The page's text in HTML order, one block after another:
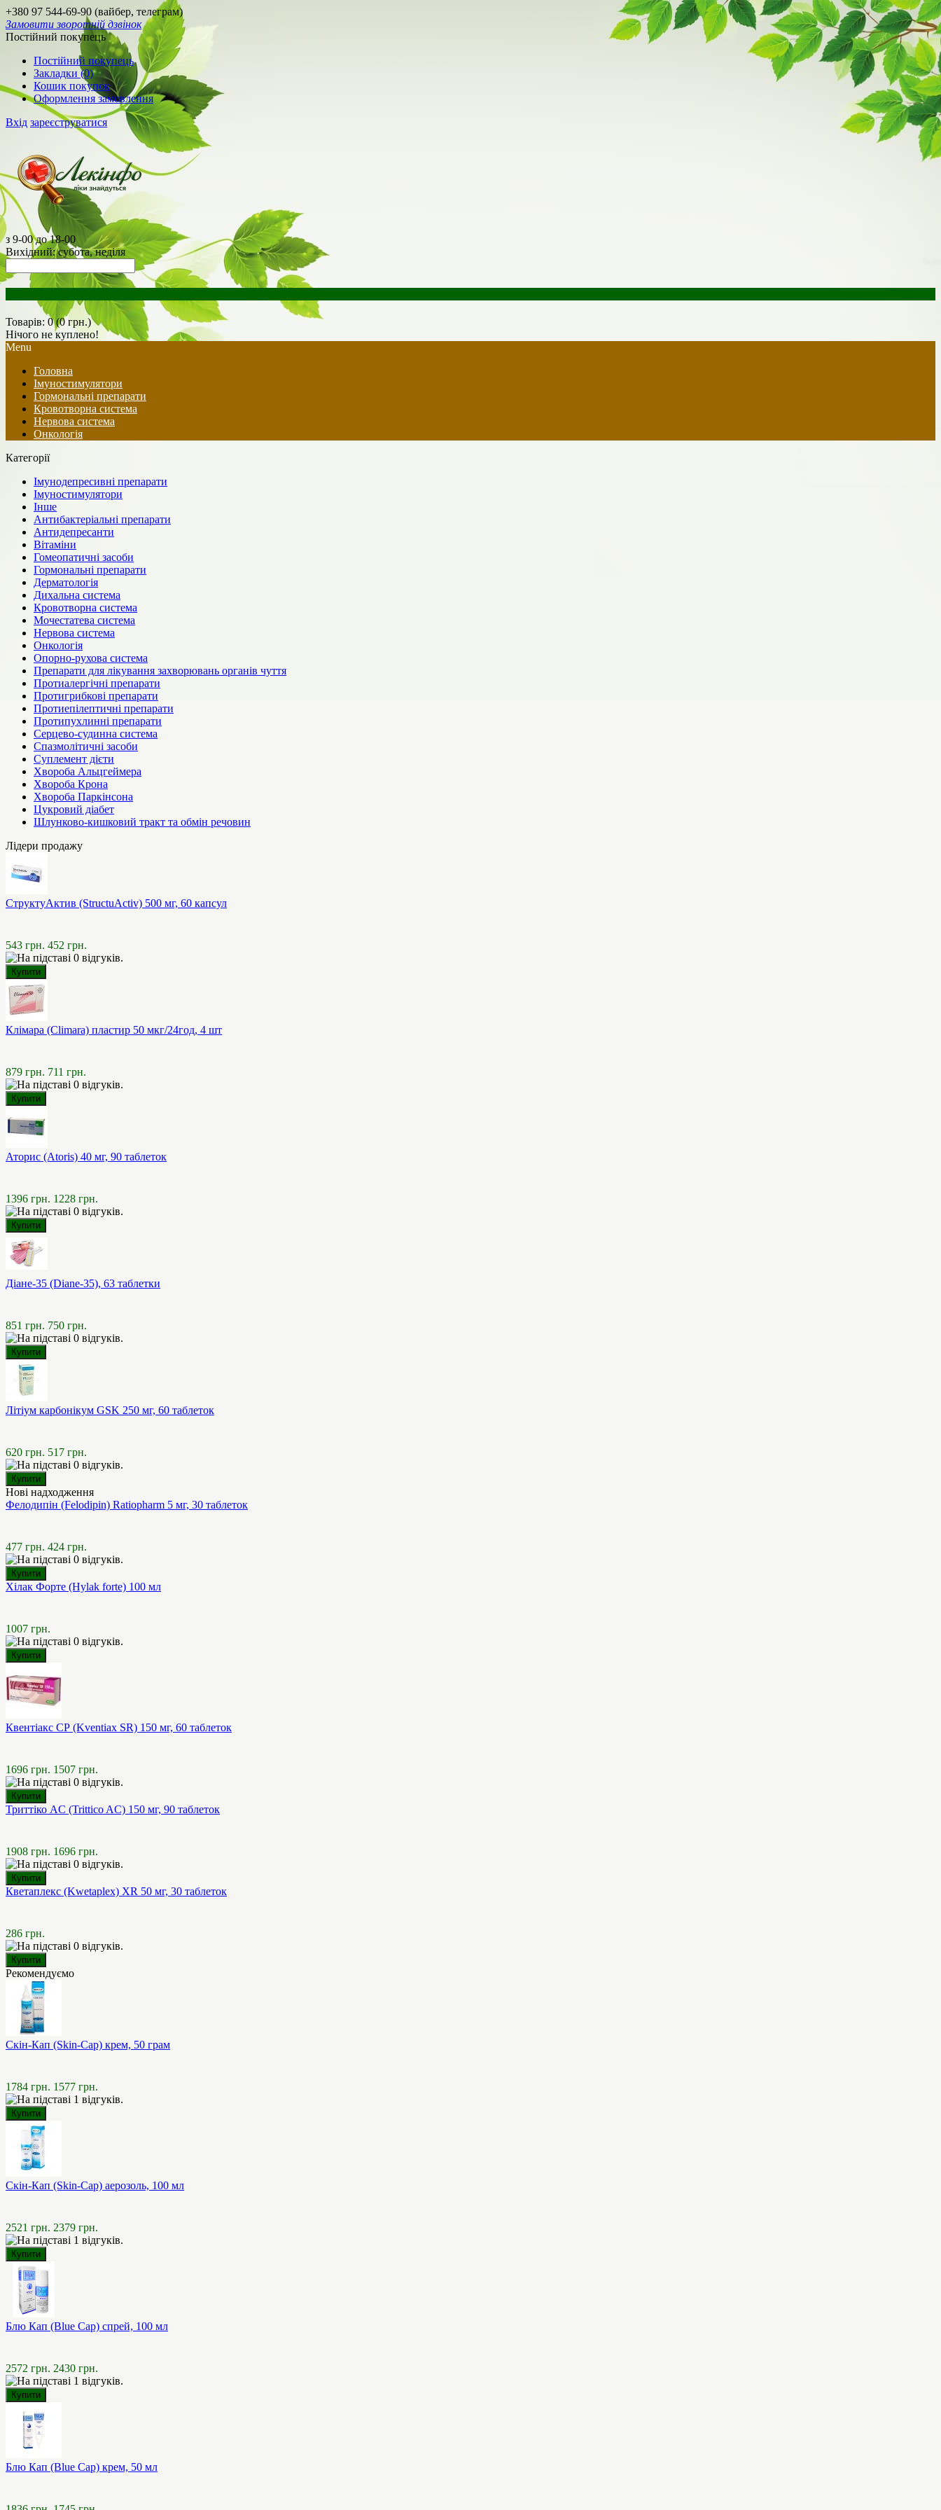
+380 97 544-69-90 (вайбер, телеграм)
Замовити зворотній дзвінок
Постійний покупець
Постійний покупець
Закладки (0)
Кошик покупок
Оформлення замовлення
Вхід зареєструватися
з 9-00 до 18-00
Вихідний: субота, неділя
Товарів: 0 (0 грн.)
Нічого не куплено!
Menu
Головна
Імуностимулятори
Гормональні препарати
Кровотворна система
Нервова система
Онкологія
Категорії
Імунодепресивні препарати
Імуностимулятори
Інше
Антибактеріальні препарати
Антидепресанти
Вітаміни
Гомеопатичні засоби
Гормональні препарати
Дерматологія
Дихальна система
Кровотворна система
Мочестатева система
Нервова система
Онкологія
Опорно-рухова система
Препарати для лікування захворювань органів чуття
Протиалергічні препарати
Протигрибкові препарати
Протиепілептичні препарати
Протипухлинні препарати
Серцево-судинна система
Спазмолітичні засоби
Суплемент дієти
Хвороба Альцгеймера
Хвороба Крона
Хвороба Паркінсона
Цукровий діабет
Шлунково-кишковий тракт та обмін речовин
Лідери продажу
СтруктуАктив (StructuActiv) 500 мг, 60 капсул
543 грн. 452 грн.
Клімара (Climara) пластир 50 мкг/24год, 4 шт
879 грн. 711 грн.
Аторис (Atoris) 40 мг, 90 таблеток
1396 грн. 1228 грн.
Діане-35 (Diane-35), 63 таблетки
851 грн. 750 грн.
Літіум карбонікум GSK 250 мг, 60 таблеток
620 грн. 517 грн.
Нові надходження
Фелодипін (Felodipin) Ratiopharm 5 мг, 30 таблеток
477 грн. 424 грн.
Хілак Форте (Hylak forte) 100 мл
1007 грн.
Квентіакс СР (Kventiax SR) 150 мг, 60 таблеток
1696 грн. 1507 грн.
Триттіко AC (Trittico AC) 150 мг, 90 таблеток
1908 грн. 1696 грн.
Кветаплекс (Kwetaplex) XR 50 мг, 30 таблеток
286 грн.
Рекомендуємо
Скін-Кап (Skin-Cap) крем, 50 грам
1784 грн. 1577 грн.
Скін-Кап (Skin-Cap) аерозоль, 100 мл
2521 грн. 2379 грн.
Блю Кап (Blue Cap) спрей, 100 мл
2572 грн. 2430 грн.
Блю Кап (Blue Cap) крем, 50 мл